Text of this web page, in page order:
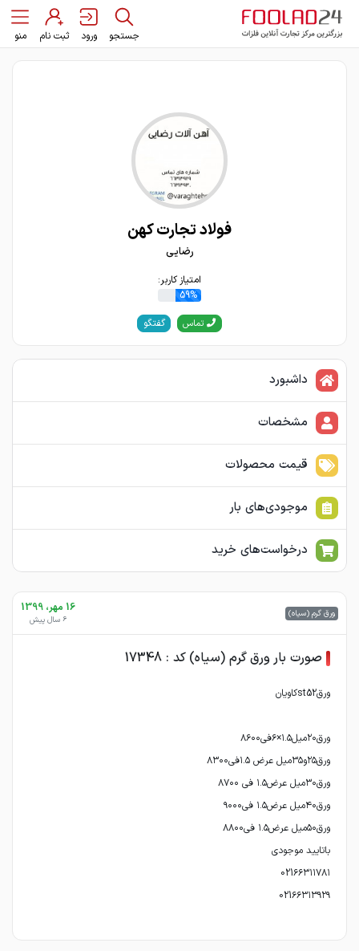
جستجو ورود ثبت نام منو
فولاد تجارت کهن
رضایی
امتیاز کاربر:
59%
تماس گفتگو
داشبورد
مشخصات
قیمت محصولات
موجودی‌های بار
درخواست‌های خرید
ورق گرم (سیاه) 16 مهر، 1399
6 سال پیش
صورت بار ورق گرم (سیاه) کد : 17348
021۶۶۳۱۳۹۲۹